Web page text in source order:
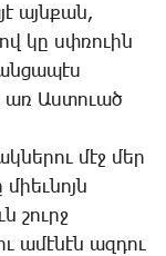
այն­քան,
կը սփռո­ւին
առ Աս­տո­ւած
մէջ մեր
շուրջ
ա­մէ­նէն ազ­դու